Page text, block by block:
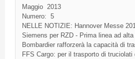
Maggio
2013
Numero: 5
NELLE NOTIZIE: Hannover Messe
Siemens per RZD - Prima linea ad
Bombardier rafforzerà la capacità di
FFS Cargo: per il trasporto di